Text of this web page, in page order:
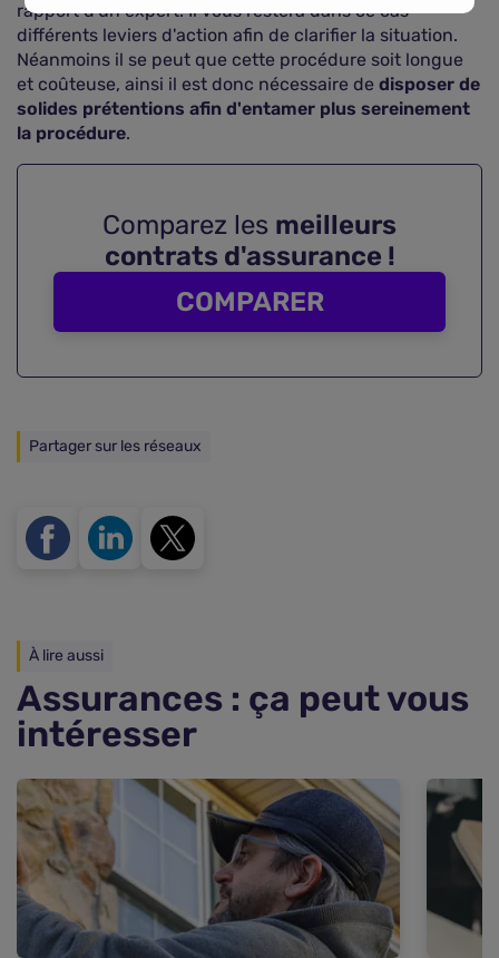
rapport d'un expert. Il vous restera dans ce cas
différents leviers d'action afin de clarifier la situation.
Néanmoins il se peut que cette procédure soit longue
et coûteuse, ainsi il est donc nécessaire de disposer de
solides prétentions afin d'entamer plus sereinement
la procédure.
Comparez les meilleurs
contrats d'assurance !
COMPARER
Partager sur les réseaux
À lire aussi
Assurances : ça peut vous
intéresser